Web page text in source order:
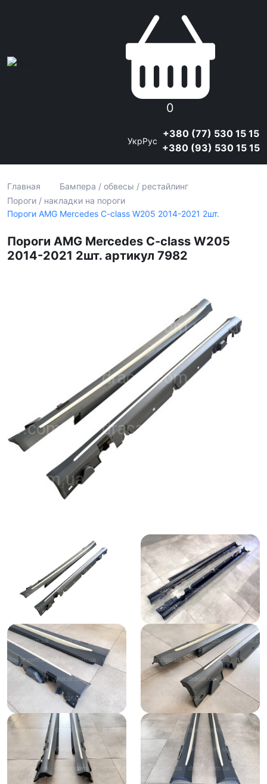
0
УкрРус
+380 (77) 530 15 15
+380 (93) 530 15 15
Главная
Бампера / обвесы / рестайлинг
Пороги / накладки на пороги
Пороги AMG Mercedes C-class W205 2014-2021 2шт.
Пороги AMG Mercedes C-class W205
2014-2021 2шт. артикул 7982